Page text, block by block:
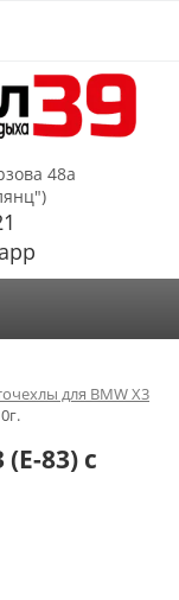
48а
для BMW X3
83) с